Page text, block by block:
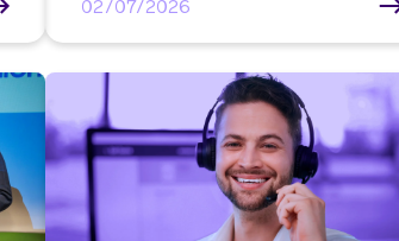
02/07/2026